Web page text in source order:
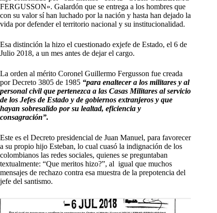
FERGUSSON». Galardón que se entrega a los hombres que
con su valor sí han luchado por la nación y hasta han dejado la
vida por defender el territorio nacional y su institucionalidad.
Esa distinción la hizo el cuestionado exjefe de Estado, el 6 de
Julio 2018, a un mes antes de dejar el cargo.
La orden al mérito Coronel Guillermo Fergusson fue creada
por Decreto 3805 de 1985 “para enaltecer a los militares y al
personal civil que pertenezca a las Casas Militares al servicio
de los Jefes de Estado y de gobiernos extranjeros y que
hayan sobresalido por su lealtad, eficiencia y
consagración”.
Este es el Decreto presidencial de Juan Manuel, para favorecer
a su propio hijo Esteban, lo cual cuasó la indignación de los
colombianos las redes sociales, quienes se preguntaban
textualmente: “Que meritos hizo?”, al igual que muchos
mensajes de rechazo contra esa muestra de la prepotencia del
jefe del santismo.